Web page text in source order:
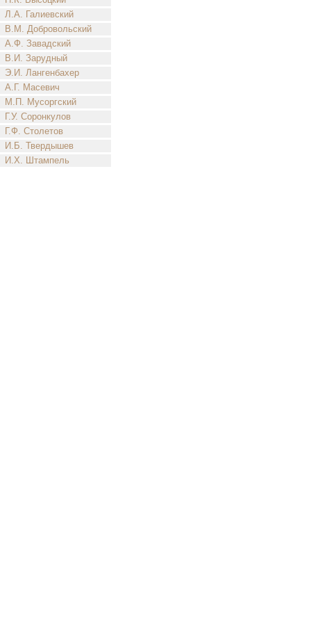
Л.А. Галиевский
В.М. Добровольский
А.Ф. Завадский
В.И. Зарудный
Э.И. Лангенбахер
А.Г. Масевич
М.П. Мусоргский
Г.У. Соронкулов
Г.Ф. Столетов
И.Б. Твердышев
И.Х. Штампель